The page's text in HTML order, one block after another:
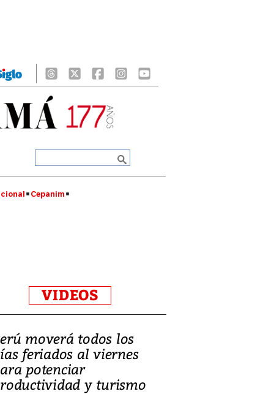
Cepanim
VIDEOS
moverá todos los
feriados al viernes
potenciar
y turismo